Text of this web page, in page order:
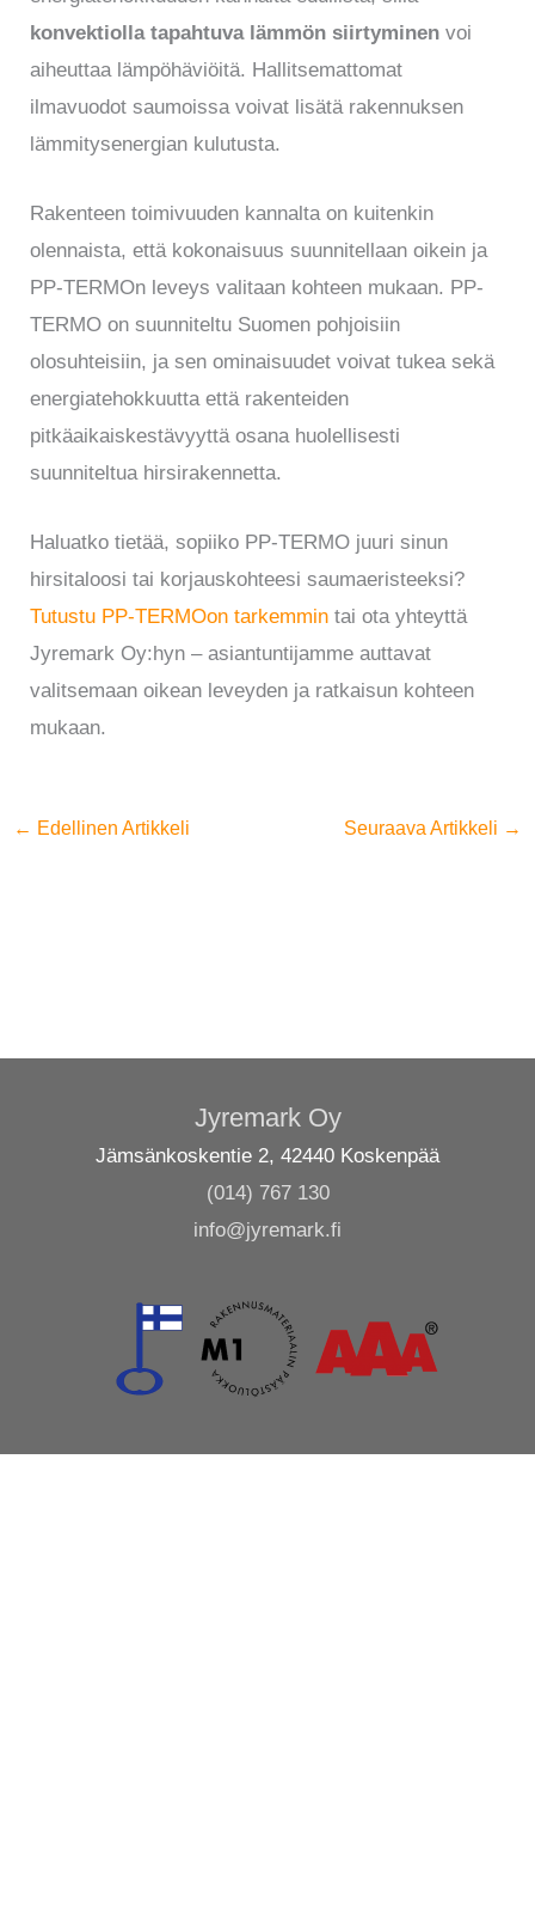
konvektiolla tapahtuva lämmön siirtyminen voi
aiheuttaa lämpöhäviöitä. Hallitsemattomat
ilmavuodot saumoissa voivat lisätä rakennuksen
lämmitysenergian kulutusta.
Rakenteen toimivuuden kannalta on kuitenkin
olennaista, että kokonaisuus suunnitellaan oikein ja
PP-TERMOn leveys valitaan kohteen mukaan. PP-
TERMO on suunniteltu Suomen pohjoisiin
olosuhteisiin, ja sen ominaisuudet voivat tukea sekä
energiatehokkuutta että rakenteiden
pitkäaikaiskestävyyttä osana huolellisesti
suunniteltua hirsirakennetta.
Haluatko tietää, sopiiko PP-TERMO juuri sinun
hirsitaloosi tai korjauskohteesi saumaeristeeksi?
Tutustu PP-TERMOon tarkemmin tai ota yhteyttä
Jyremark Oy:hyn – asiantuntijamme auttavat
valitsemaan oikean leveyden ja ratkaisun kohteen
mukaan.
← Edellinen Artikkeli Seuraava Artikkeli →
Jyremark Oy
Jämsänkoskentie 2, 42440 Koskenpää
(014) 767 130
info@jyremark.fi